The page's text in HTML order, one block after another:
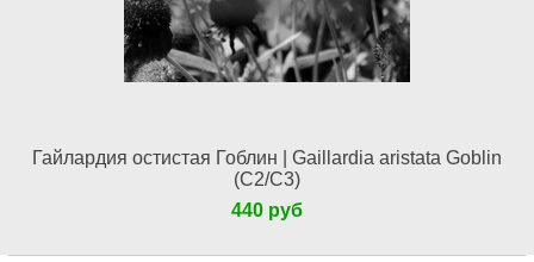
Гайлардия остистая Гоблин | Gaillardia aristata Goblin
(С2/С3)
440 руб